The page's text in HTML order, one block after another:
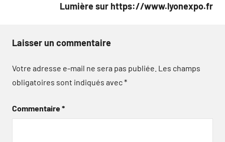
Lumière sur https://www.lyonexpo.fr
Laisser un commentaire
Votre adresse e-mail ne sera pas publiée. Les champs
obligatoires sont indiqués avec*
Commentaire*